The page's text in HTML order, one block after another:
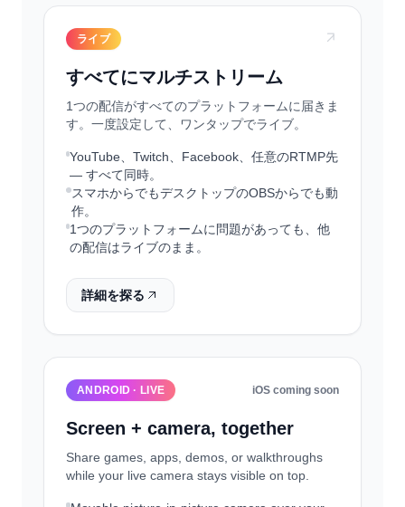
ライブ
すべてにマルチストリーム
1つの配信がすべてのプラットフォームに届きま
す。一度設定して、ワンタップでライブ。
YouTube、Twitch、Facebook、任意のRTMP先
— すべて同時。
スマホからでもデスクトップのOBSからでも動
作。
1つのプラットフォームに問題があっても、他
の配信はライブのまま。
詳細を探る
ANDROID · LIVE iOS coming soon
Screen + camera, together
Share games, apps, demos, or walkthroughs
while your live camera stays visible on top.